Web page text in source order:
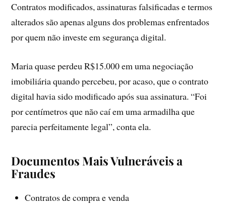
Contratos modificados, assinaturas falsificadas e termos
alterados são apenas alguns dos problemas enfrentados
por quem não investe em segurança digital.
Maria quase perdeu R$15.000 em uma negociação
imobiliária quando percebeu, por acaso, que o contrato
digital havia sido modificado após sua assinatura. “Foi
por centímetros que não caí em uma armadilha que
parecia perfeitamente legal”, conta ela.
Documentos Mais Vulneráveis a
Fraudes
Contratos de compra e venda